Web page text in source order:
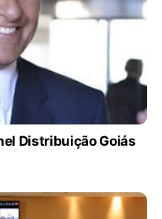
Distribuição Goiás